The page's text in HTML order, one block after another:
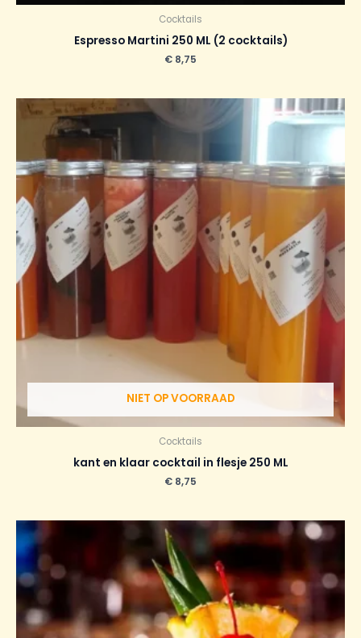
Cocktails
Espresso Martini 250 ML (2 cocktails)
€ 8,75
NIET OP VOORRAAD
Cocktails
kant en klaar cocktail in flesje 250 ML
€ 8,75